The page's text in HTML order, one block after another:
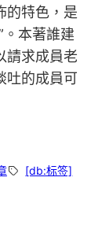
的特色，是
。本著誰建
請求成員老
吐的成員可
[db:标签]